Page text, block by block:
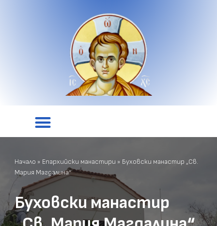
Начало » Епархийски манастири » Буховски манастир „Св.
Мария Магдалина“
Буховски манастир